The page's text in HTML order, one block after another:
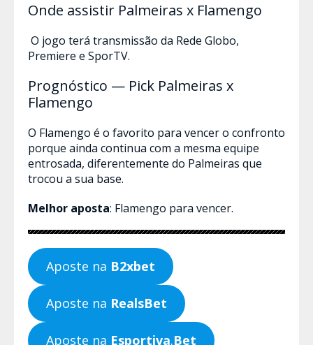
Onde assistir Palmeiras x Flamengo
O jogo terá transmissão da Rede Globo,
Premiere e SporTV.
Prognóstico — Pick Palmeiras x
Flamengo
O Flamengo é o favorito para vencer o confronto
porque ainda continua com a mesma equipe
entrosada, diferentemente do Palmeiras que
trocou a sua base.
Melhor aposta: Flamengo para vencer.
Aposte na B2xbet
Aposte na RealsBet
Aposte na Esportiva.Bet